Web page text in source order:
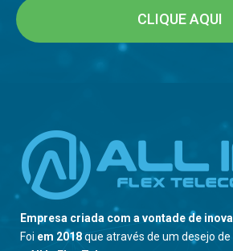
CLIQUE AQUI
Empresa criada com a vontade de
Foi em 2018que através de um desejo